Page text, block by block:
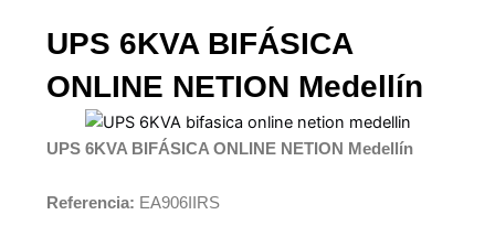
UPS 6KVA BIFÁSICA
ONLINE NETION Medellín
UPS 6KVA BIFÁSICA ONLINE NETION Medellín
Referencia: EA906IIRS